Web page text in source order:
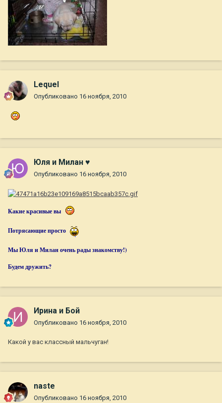
Lequel
Опубликовано 16 ноября, 2010
Юля и Милан ♥
Опубликовано 16 ноября, 2010
Какие красивые вы
Потрясающие просто
Мы Юля и Милан очень рады знакомству!)
Будем дружить?
Ирина и Бой
Опубликовано 16 ноября, 2010
Какой у вас классный мальчуган!
naste
Опубликовано 16 ноября, 2010